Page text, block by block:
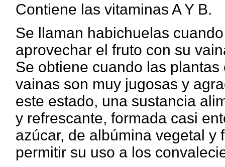
Contiene las vitaminas A Y B.
Se llaman habichuelas
aprovechar el fruto con su
Se obtiene cuando las
vainas son muy jugosas y
este estado, una sustancia
y refrescante, formada casi
azúcar, de albúmina vegetal y
permitir su uso a los